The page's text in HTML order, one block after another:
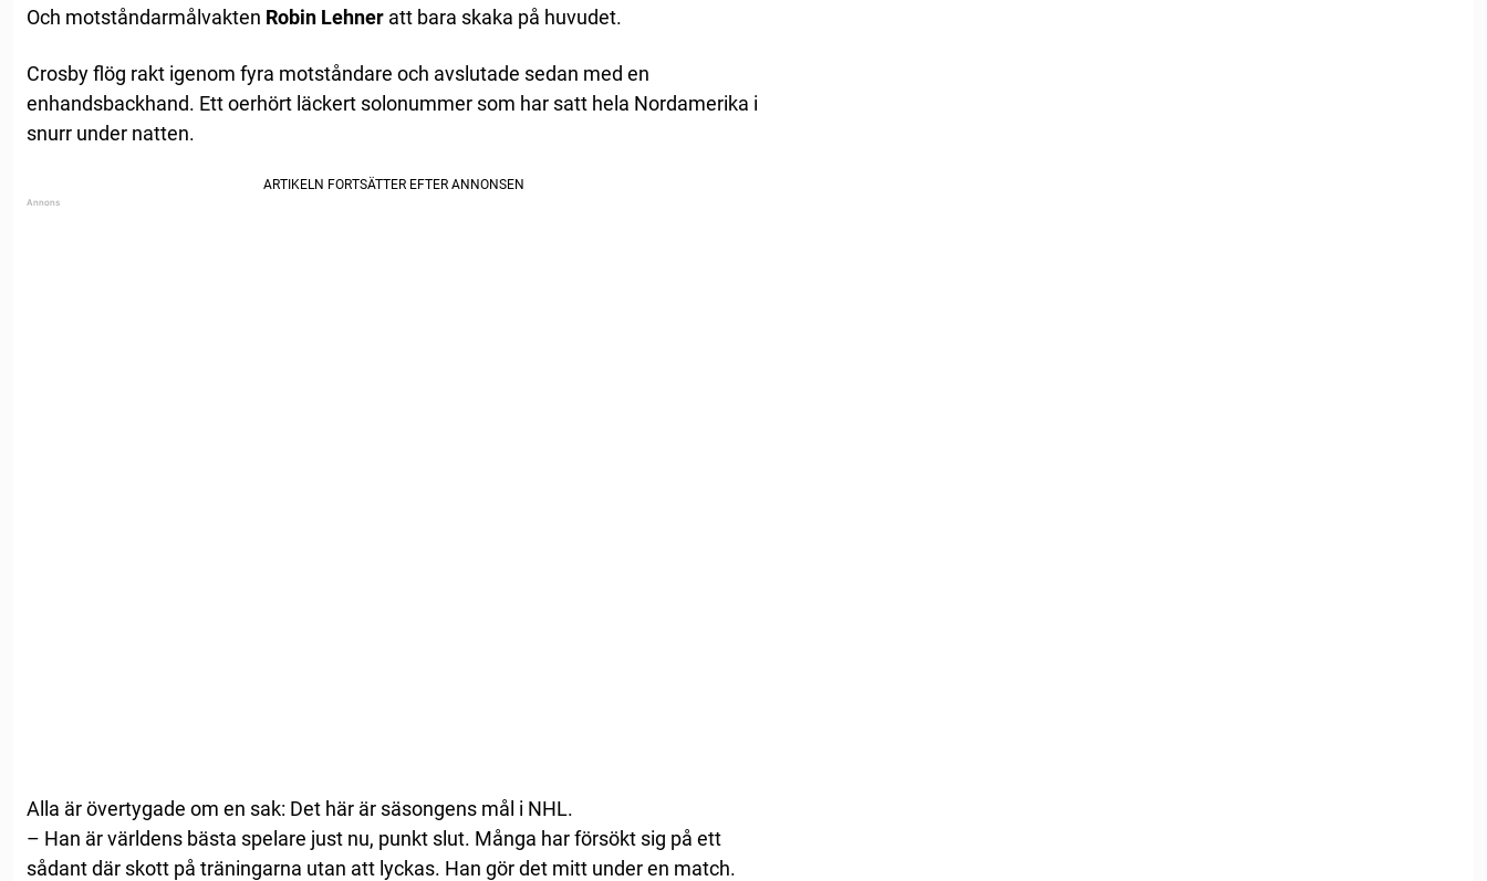
Och motståndarmålvakten Robin Lehner att bara skaka på huvudet.
Crosby flög rakt igenom fyra motståndare och avslutade sedan med en
enhandsbackhand. Ett oerhört läckert solonummer som har satt hela Nordamerika i
snurr under natten.
Alla är övertygade om en sak: Det här är säsongens mål i NHL.
– Han är världens bästa spelare just nu, punkt slut. Många har försökt sig på ett
sådant där skott på träningarna utan att lyckas. Han gör det mitt under en match.